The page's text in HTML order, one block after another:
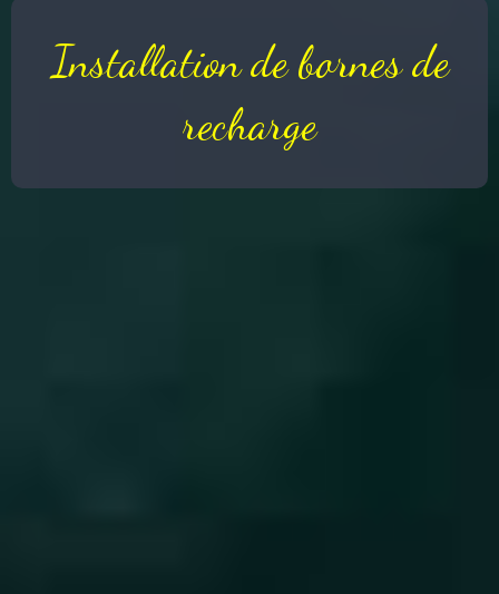
Électricité générale
Installation de bornes de
recharge
Serrurerie
Vitrerie